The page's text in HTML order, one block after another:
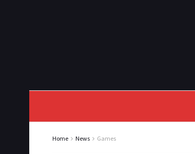
Home News Games